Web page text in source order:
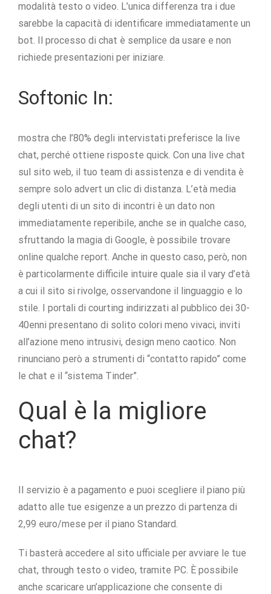
modalità testo o video. L’unica differenza tra i due
sarebbe la capacità di identificare immediatamente un
bot. Il processo di chat è semplice da usare e non
richiede presentazioni per iniziare.
Softonic In:
mostra che l’80% degli intervistati preferisce la live
chat, perché ottiene risposte quick. Con una live chat
sul sito web, il tuo team di assistenza e di vendita è
sempre solo advert un clic di distanza. L’età media
degli utenti di un sito di incontri è un dato non
immediatamente reperibile, anche se in qualche caso,
sfruttando la magia di Google, è possibile trovare
online qualche report. Anche in questo caso, però, non
è particolarmente difficile intuire quale sia il vary d’età
a cui il sito si rivolge, osservandone il linguaggio e lo
stile. I portali di courting indirizzati al pubblico dei 30-
40enni presentano di solito colori meno vivaci, inviti
all’azione meno intrusivi, design meno caotico. Non
rinunciano però a strumenti di “contatto rapido” come
le chat e il “sistema Tinder”.
Qual è la migliore
chat?
Il servizio è a pagamento e puoi scegliere il piano più
adatto alle tue esigenze a un prezzo di partenza di
2,99 euro/mese per il piano Standard.
Ti basterà accedere al sito ufficiale per avviare le tue
chat, through testo o video, tramite PC. È possibile
anche scaricare un’applicazione che consente di